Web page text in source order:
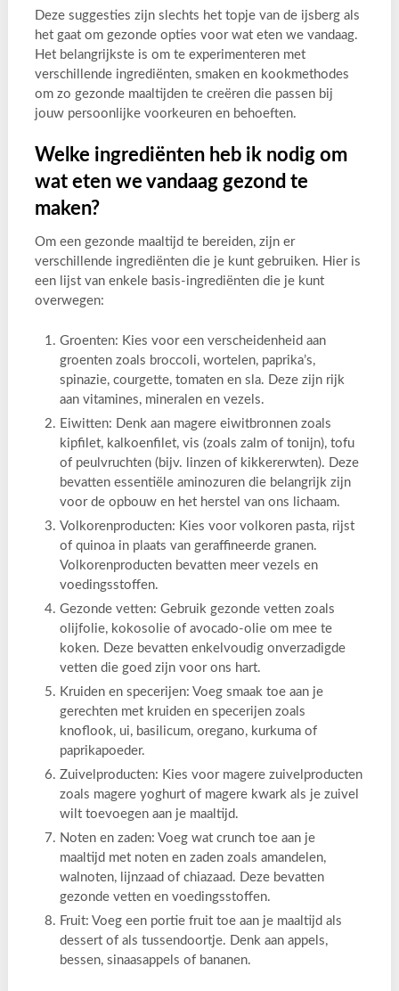
Deze suggesties zijn slechts het topje van de ijsberg als
het gaat om gezonde opties voor wat eten we vandaag.
Het belangrijkste is om te experimenteren met
verschillende ingrediënten, smaken en kookmethodes
om zo gezonde maaltijden te creëren die passen bij
jouw persoonlijke voorkeuren en behoeften.
Welke ingrediënten heb ik nodig om
wat eten we vandaag gezond te
maken?
Om een gezonde maaltijd te bereiden, zijn er
verschillende ingrediënten die je kunt gebruiken. Hier is
een lijst van enkele basis-ingrediënten die je kunt
overwegen:
Groenten: Kies voor een verscheidenheid aan
groenten zoals broccoli, wortelen, paprika’s,
spinazie, courgette, tomaten en sla. Deze zijn rijk
aan vitamines, mineralen en vezels.
Eiwitten: Denk aan magere eiwitbronnen zoals
kipfilet, kalkoenfilet, vis (zoals zalm of tonijn), tofu
of peulvruchten (bijv. linzen of kikkererwten). Deze
bevatten essentiële aminozuren die belangrijk zijn
voor de opbouw en het herstel van ons lichaam.
Volkorenproducten: Kies voor volkoren pasta, rijst
of quinoa in plaats van geraffineerde granen.
Volkorenproducten bevatten meer vezels en
voedingsstoffen.
Gezonde vetten: Gebruik gezonde vetten zoals
olijfolie, kokosolie of avocado-olie om mee te
koken. Deze bevatten enkelvoudig onverzadigde
vetten die goed zijn voor ons hart.
Kruiden en specerijen: Voeg smaak toe aan je
gerechten met kruiden en specerijen zoals
knoflook, ui, basilicum, oregano, kurkuma of
paprikapoeder.
Zuivelproducten: Kies voor magere zuivelproducten
zoals magere yoghurt of magere kwark als je zuivel
wilt toevoegen aan je maaltijd.
Noten en zaden: Voeg wat crunch toe aan je
maaltijd met noten en zaden zoals amandelen,
walnoten, lijnzaad of chiazaad. Deze bevatten
gezonde vetten en voedingsstoffen.
Fruit: Voeg een portie fruit toe aan je maaltijd als
dessert of als tussendoortje. Denk aan appels,
bessen, sinaasappels of bananen.